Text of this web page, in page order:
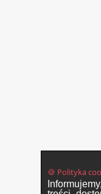
🍪 Polityka